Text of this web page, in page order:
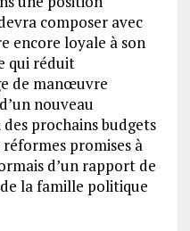
composer avec
encore loyale à son
qui réduit
de manœuvre
nouveau
prochains budgets
promises à
d’un rapport de
la famille politique